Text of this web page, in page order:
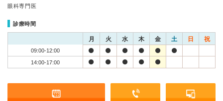
眼科専門医
診療時間
月 火 水 木 金 土 日 祝
09:00-12:00
14:00-17:00